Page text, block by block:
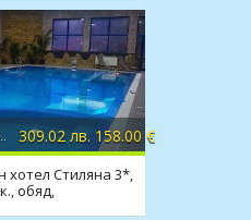
3*, Девин 309.02 лв. 158.00 €
хотел Стиляна 3*,
обяд,